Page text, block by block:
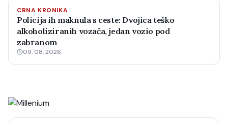
CRNA KRONIKA
Policija ih maknula s ceste: Dvojica teško
alkoholiziranih vozača, jedan vozio pod
zabranom
09. 08. 2026.